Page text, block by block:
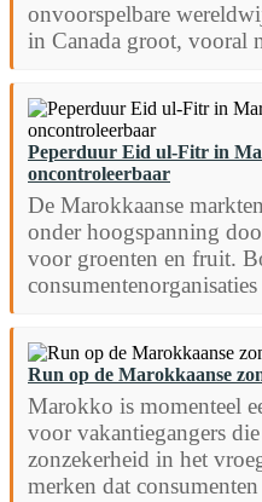
onvoorspelbare
in Canada groot, vooral
Peperduur Eid ul-Fitr in
oncontroleerbaar
De Marokkaanse
onder hoogspanning
voor groenten en fruit.
Run op de Marokkaanse
Marokko is momenteel
voor vakantiegangers
zonzekerheid in het
merken dat